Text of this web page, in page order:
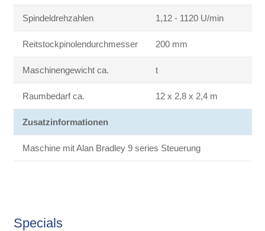
Spindeldrehzahlen 1,12 - 1120 U/min
Reitstockpinolendurchmesser 200 mm
Maschinengewicht ca. t
Raumbedarf ca. 12 x 2,8 x 2,4 m
Zusatzinformationen
Maschine mit Alan Bradley 9 series Steuerung
Specials